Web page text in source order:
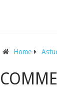
Home